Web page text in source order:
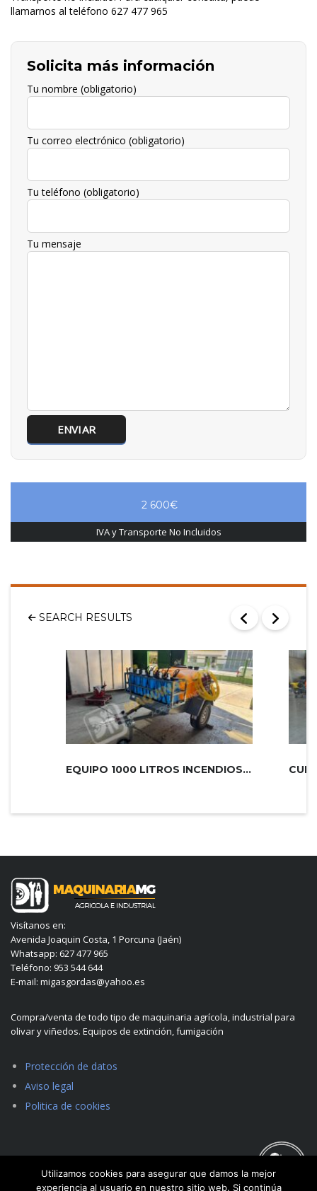
llamarnos al teléfono 627 477 965
Solicita más información
Tu nombre (obligatorio)
Tu correo electrónico (obligatorio)
Tu teléfono (obligatorio)
Tu mensaje
2 600€
IVA y Transporte No Incluidos
SEARCH RESULTS
EQUIPO 1000 LITROS INCENDIOS PLUS 2...
Visítanos en:
Avenida Joaquin Costa, 1 Porcuna (Jaén)
Whatsapp: 627 477 965
Teléfono: 953 544 644
E-mail: migasgordas@yahoo.es
Compra/venta de todo tipo de maquinaria agrícola, industrial para
olivar y viñedos. Equipos de extinción, fumigación
Protección de datos
Aviso legal
Politica de cookies
Utilizamos cookies para asegurar que damos la mejor
experiencia al usuario en nuestro sitio web. Si continúa